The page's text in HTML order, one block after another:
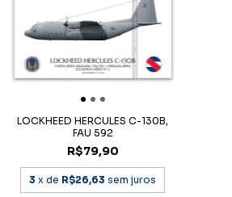
LOCKHEED HERCULES C-130B,
FAU 592
R$79,90
3 x de R$26,63 sem juros